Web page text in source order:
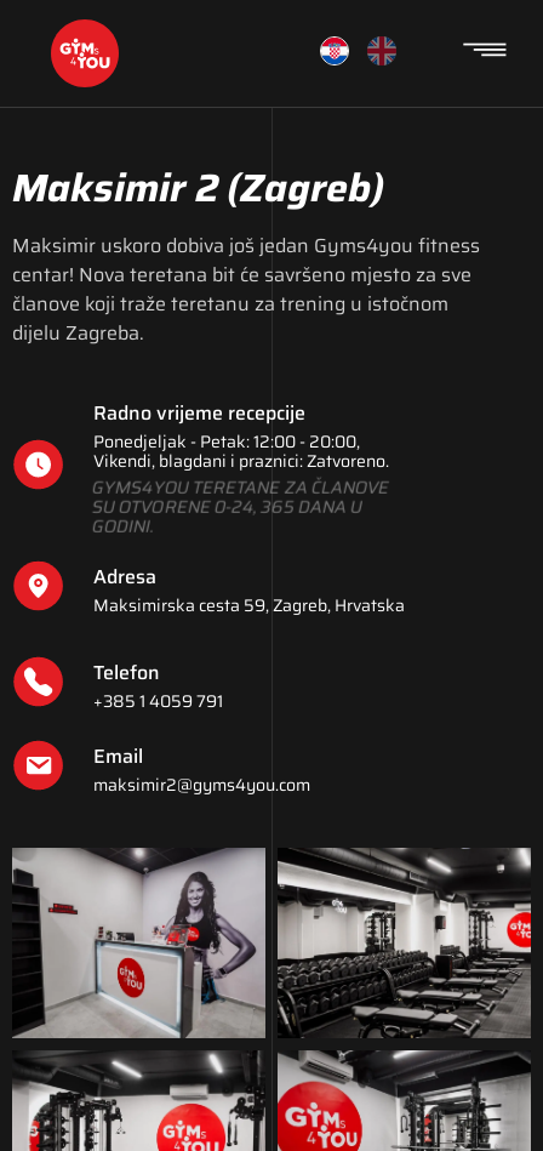
Maksimir 2(Zagreb)
Maksimir uskoro dobiva još jedan Gyms4you fitness
centar! Nova teretana bit će savršeno mjesto za sve
članove koji traže teretanu za trening u istočnom
dijelu Zagreba.
Radno vrijeme recepcije
Ponedjeljak - Petak: 12:00 - 20:00,
Vikendi, blagdani i praznici: Zatvoreno.
GYMS4YOU TERETANE ZA ČLANOVE
SU OTVORENE 0-24, 365 DANA U
GODINI.
Adresa
Maksimirska cesta 59, Zagreb, Hrvatska
Telefon
+385 1 4059 791
Email
maksimir2@gyms4you.com